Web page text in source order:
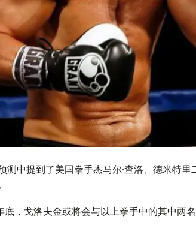
测中提到了美国拳手杰马尔·查洛、德米特里
，戈洛夫金或将会与以上拳手中的其中两